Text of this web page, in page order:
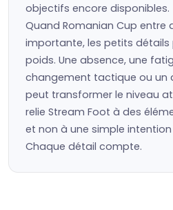
objectifs encore disponibles.
Quand Romanian Cup entre
importante, les petits détails
poids. Une absence, une
changement tactique ou un
peut transformer le niveau
relie Stream Foot à des
et non à une simple
Chaque détail compte.